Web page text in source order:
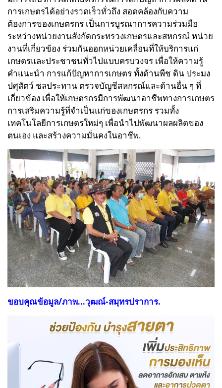
การเกษตรได้อย่างรวดเร็วทั่วถึง สอดคล้องกับความ
ต้องการของเกษตรกร เป็นการบูรณาการความร่วมมือ
ระหว่างหน่วยงานสังกัดกระทรวงเกษตรและสหกรณ์ หน่วย
งานที่เกี่ยวข้อง ร่วมกันออกหน่วยเคลื่อนที่ให้บริการแก่
เกษตรและประชาชนทั่วไปแบบครบวงจร เพื่อให้ความรู้
คำแนะนำ การแก้ปัญหาการเกษตร ทั้งด้านพืช ดิน ประมง
ปศุสัตว์ ชลประทาน ตรวจบัญชีสหกรณ์และด้านอื่น ๆ ที่
เกี่ยวข้อง เพื่อให้เกษตรกรมีการพัฒนาอาชีพทางการเกษตร
การเสริมความรู้ที่จำเป็นแก่ของเกษตรกร รวมทั้ง
เทคโนโลยีการเกษตรใหม่ๆ เพื่อนำไปพัฒนาผลผลิตของ
ตนเอง และสร้างความมั่นคงในอาชีพ.
ขอบคุณข้อมูล/ภาพ...วุฒณ์-สมุทรปราการ.